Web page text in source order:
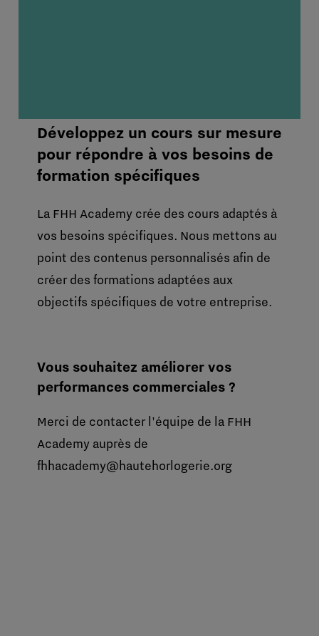
Développez un cours sur mesure
pour répondre à vos besoins de
formation spécifiques
La FHH Academy crée des cours adaptés à
vos besoins spécifiques. Nous mettons au
point des contenus personnalisés afin de
créer des formations adaptées aux
objectifs spécifiques de votre entreprise.
Vous souhaitez améliorer vos
performances commerciales ?
Merci de contacter l'équipe de la FHH
Academy auprès de
fhhacademy@hautehorlogerie.org